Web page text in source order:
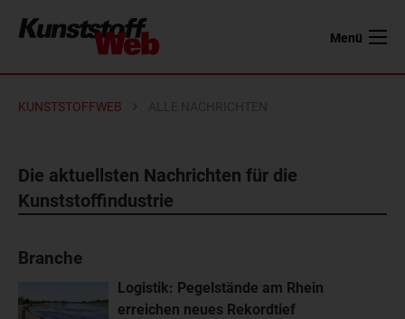
Menü
KUNSTSTOFFWEB
Die aktuellsten Nachrichten für die
Kunststoffindustrie
Branche
Logistik: Pegelstände am Rhein
erreichen neues Rekordtief